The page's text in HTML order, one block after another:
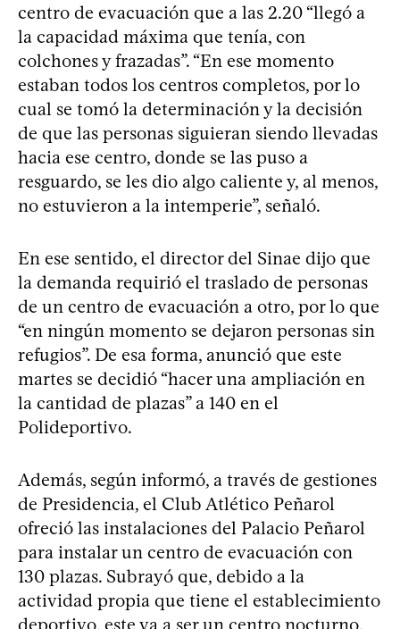
centro de evacuación que a las 2.20 “llegó a
la capacidad máxima que tenía, con
colchones y frazadas”. “En ese momento
estaban todos los centros completos, por lo
cual se tomó la determinación y la decisión
de que las personas siguieran siendo llevadas
hacia ese centro, donde se las puso a
resguardo, se les dio algo caliente y, al menos,
no estuvieron a la intemperie”, señaló.
En ese sentido, el director del Sinae dijo que
la demanda requirió el traslado de personas
de un centro de evacuación a otro, por lo que
“en ningún momento se dejaron personas sin
refugios”. De esa forma, anunció que este
martes se decidió “hacer una ampliación en
la cantidad de plazas” a 140 en el
Polideportivo.
Además, según informó, a través de gestiones
de Presidencia, el Club Atlético Peñarol
ofreció las instalaciones del Palacio Peñarol
para instalar un centro de evacuación con
130 plazas. Subrayó que, debido a la
actividad propia que tiene el establecimiento
deportivo, este va a ser un centro nocturno,